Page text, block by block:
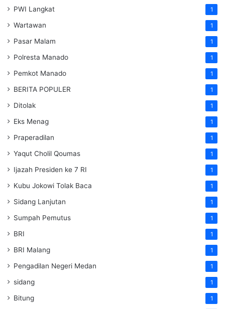
PWI Langkat 1
Wartawan 1
Pasar Malam 1
Polresta Manado 1
Pemkot Manado 1
BERITA POPULER 1
Ditolak 1
Eks Menag 1
Praperadilan 1
Yaqut Cholil Qoumas 1
Ijazah Presiden ke 7 RI 1
Kubu Jokowi Tolak Baca 1
Sidang Lanjutan 1
Sumpah Pemutus 1
BRI 1
BRI Malang 1
Pengadilan Negeri Medan 1
sidang 1
Bitung 1